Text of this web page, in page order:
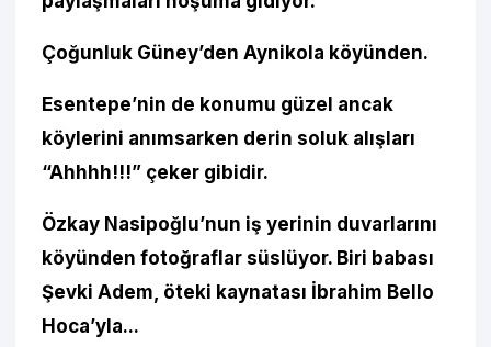
Çoğunluk Güney’den Aynikola köyünden.
Esentepe’nin de konumu güzel ancak
köylerini anımsarken derin soluk alışları
“Ahhhh!!!” çeker gibidir.
Özkay Nasipoğlu’nun iş yerinin duvarlarını
köyünden fotoğraflar süslüyor. Biri babası
Şevki Adem, öteki kaynatası İbrahim Bello
Hoca’yla...